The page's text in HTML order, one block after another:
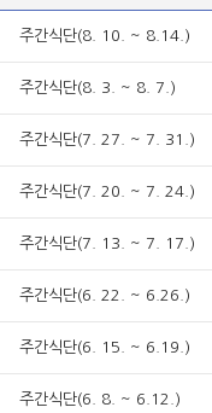
주간식단(8. 10. ~ 8.14.)
주간식단(8. 3. ~ 8. 7.)
주간식단(7. 27. ~ 7. 31.)
주간식단(7. 20. ~ 7. 24.)
주간식단(7. 13. ~ 7. 17.)
주간식단(6. 22. ~ 6.26.)
주간식단(6. 15. ~ 6.19.)
주간식단(6. 8. ~ 6.12.)